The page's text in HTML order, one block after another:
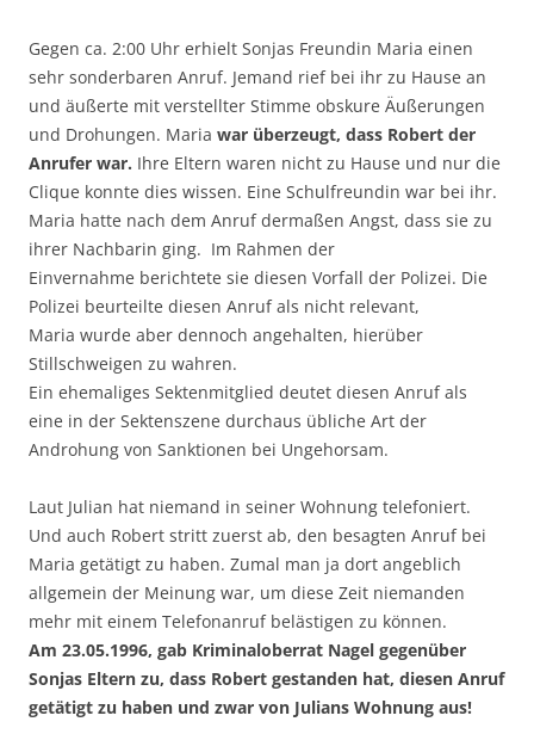
Gegen ca. 2:00 Uhr erhielt Sonjas Freundin Maria einen
sehr sonderbaren Anruf. Jemand rief bei ihr zu Hause an
und äußerte mit verstellter Stimme obskure Äußerungen
und Drohungen. Maria war überzeugt, dass Robert der
Anrufer war. Ihre Eltern waren nicht zu Hause und nur die
Clique konnte dies wissen. Eine Schulfreundin war bei ihr.
Maria hatte nach dem Anruf dermaßen Angst, dass sie zu
ihrer Nachbarin ging. Im Rahmen der
Einvernahme berichtete sie diesen Vorfall der Polizei. Die
Polizei beurteilte diesen Anruf als nicht relevant,
Maria wurde aber dennoch angehalten, hierüber
Stillschweigen zu wahren.
Ein ehemaliges Sektenmitglied deutet diesen Anruf als
eine in der Sektenszene durchaus übliche Art der
Androhung von Sanktionen bei Ungehorsam.
Laut Julian hat niemand in seiner Wohnung telefoniert.
Und auch Robert stritt zuerst ab, den besagten Anruf bei
Maria getätigt zu haben. Zumal man ja dort angeblich
allgemein der Meinung war, um diese Zeit niemanden
mehr mit einem Telefonanruf belästigen zu können.
Am 23.05.1996, gab Kriminaloberrat Nagel gegenüber
Sonjas Eltern zu, dass Robert gestanden hat, diesen Anruf
getätigt zu haben und zwar von Julians Wohnung aus!